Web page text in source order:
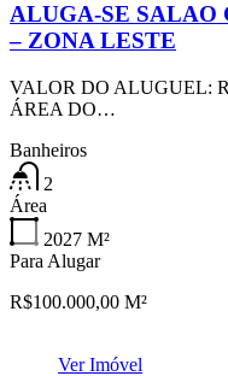
ALUGA-SE SALAO
– ZONA LESTE
VALOR DO ALUGUEL:
ÁREA DO…
Banheiros
2
Área
2027 M²
Para Alugar
R$100.000,00 M²
Ver Imóvel